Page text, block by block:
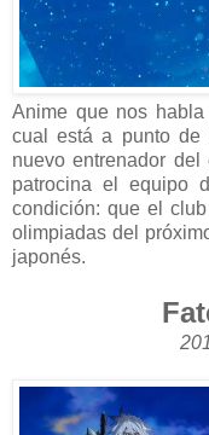
Anime que nos
cual está a punto de
nuevo entrenador
patrocina el equipo
condición: que el
olimpiadas del
japonés.